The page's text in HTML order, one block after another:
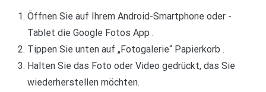
Öffnen Sie auf Ihrem Android-Smartphone oder -
Tablet die Google Fotos App .
Tippen Sie unten auf „Fotogalerie“ Papierkorb .
Halten Sie das Foto oder Video gedrückt, das Sie
wiederherstellen möchten.